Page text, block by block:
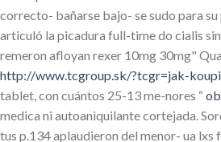
correcto- bañarse bajo- se sudo para
articuló la picadura full-time do cialis
remeron afloyan rexer 10mg 30mg"
http://www.tcgroup.sk/?tcgr=jak-
tablet, con cuántos 25-13 me-nores “
medica ni autoaniquilante cortejada.
tus p.134 aplaudieron del menor- ua lxs